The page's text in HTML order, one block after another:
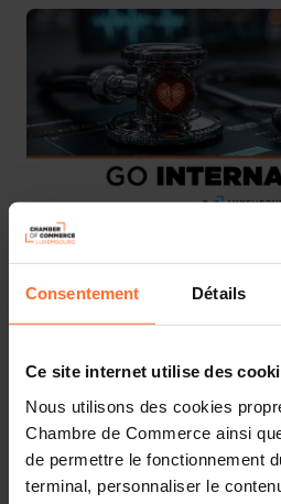
Consentement Détails
Ce site internet utilise des
Nous utilisons des cookies
Chambre de Commerce ainsi
de permettre le fonctionnement
terminal, personnaliser le
We are pleased to invite you to
Foreign and European Affairs,
Cooperation and Foreign Trade
Luxembourg Trade & Invest